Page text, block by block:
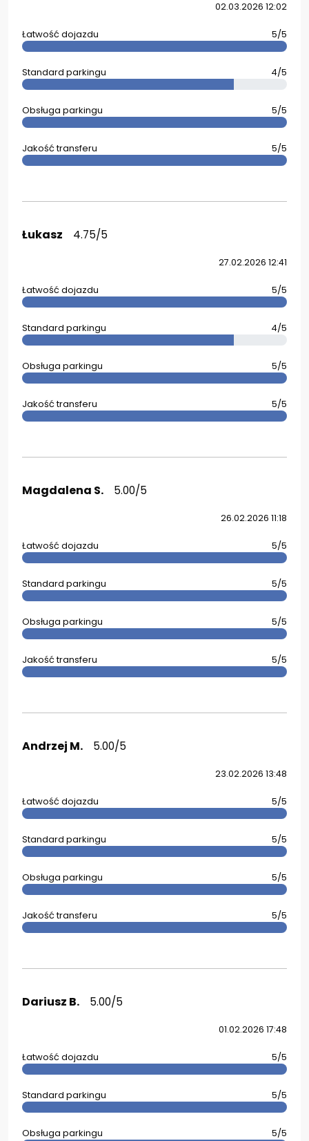
02.03.2026 12:02
Łatwość dojazdu 5/5
Standard parkingu 4/5
Obsługa parkingu 5/5
Jakość transferu 5/5
Łukasz 4.75/5
27.02.2026 12:41
Łatwość dojazdu 5/5
Standard parkingu 4/5
Obsługa parkingu 5/5
Jakość transferu 5/5
Magdalena S. 5.00/5
26.02.2026 11:18
Łatwość dojazdu 5/5
Standard parkingu 5/5
Obsługa parkingu 5/5
Jakość transferu 5/5
Andrzej M. 5.00/5
23.02.2026 13:48
Łatwość dojazdu 5/5
Standard parkingu 5/5
Obsługa parkingu 5/5
Jakość transferu 5/5
Dariusz B. 5.00/5
01.02.2026 17:48
Łatwość dojazdu 5/5
Standard parkingu 5/5
Obsługa parkingu 5/5